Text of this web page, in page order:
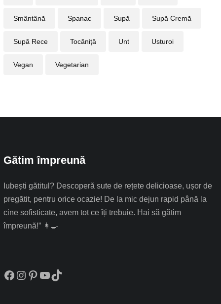
Smântână Spanac Supă Supă Cremă
Supă Rece Tocăniță Unt Usturoi
Vegan Vegetarian
Gătim împreună
Iubești gătitul? Descoperă sute de rețete delicioase, ușor de
pregătit, pentru orice ocazie! De la mic dejun rapid până la
cine sofisticate, avem tot ce îți trebuie. Hai să gătim
împreună!” 👩‍🍳